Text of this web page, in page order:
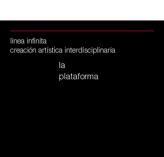
línea infinita
creación artística interdisciplinaria
la
plataforma